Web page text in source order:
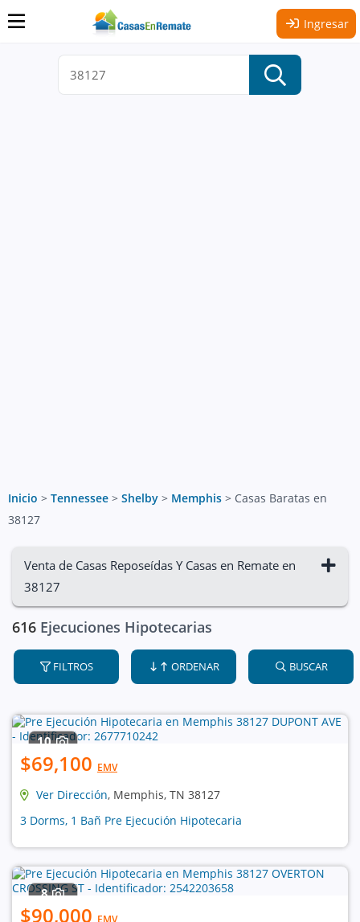
Ingresar
Inicio > Tennessee > Shelby > Memphis > Casas Baratas en
38127
Venta de Casas Reposeídas Y Casas en Remate en
38127
616 Ejecuciones Hipotecarias
FILTROS ORDENAR BUSCAR
10
$69,100 EMV
Ver Dirección, Memphis, TN 38127
3 Dorms, 1 Bañ Pre Ejecución Hipotecaria
8
$90,000